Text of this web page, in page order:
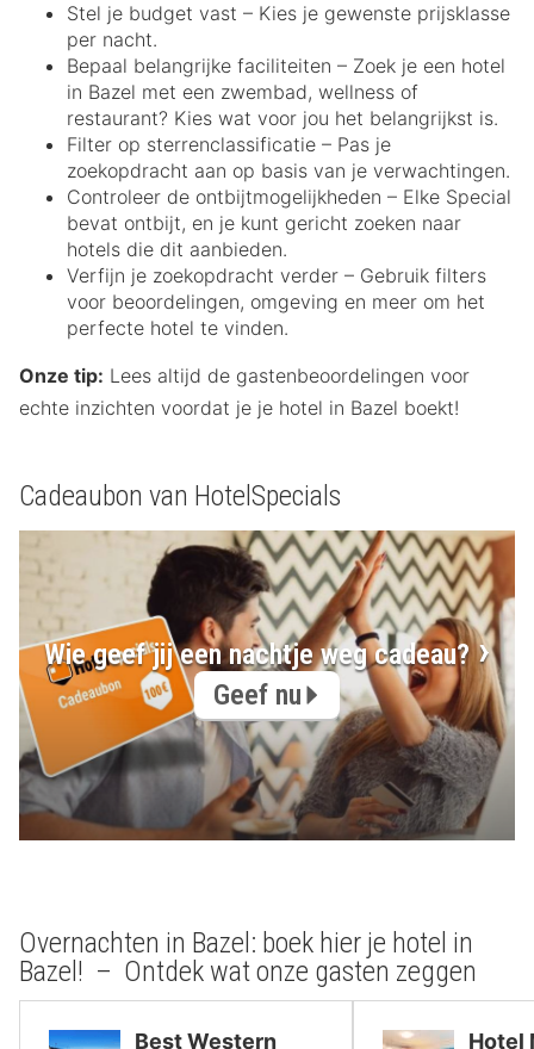
Stel je budget vast – Kies je gewenste prijsklasse
per nacht.
Bepaal belangrijke faciliteiten – Zoek je een hotel
in Bazel met een zwembad, wellness of
restaurant? Kies wat voor jou het belangrijkst is.
Filter op sterrenclassificatie – Pas je
zoekopdracht aan op basis van je verwachtingen.
Controleer de ontbijtmogelijkheden – Elke Special
bevat ontbijt, en je kunt gericht zoeken naar
hotels die dit aanbieden.
Verfijn je zoekopdracht verder – Gebruik filters
voor beoordelingen, omgeving en meer om het
perfecte hotel te vinden.
Onze tip: Lees altijd de gastenbeoordelingen voor
echte inzichten voordat je je hotel in Bazel boekt!
Cadeaubon van HotelSpecials
Wie geef jij een nachtje weg cadeau?
Geef nu
Overnachten in Bazel: boek hier je hotel in
Bazel! – Ontdek wat onze gasten zeggen
Best Western Hotel